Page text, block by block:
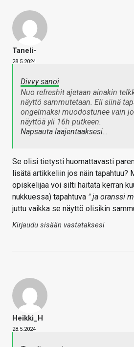
Taneli-
28.5.2024
Divvy sanoi
Nuo refreshit ajetaan ainakin
näyttö sammutetaan. Eli siinä
ongelmaksi muodostunee vain
näyttöä yli 16h putkeen.
Napsauta laajentaaksesi…
Se olisi tietysti huomattavasti
lisätä artikkeliin jos näin tapahtuu?
opiskelijaa voi silti haitata kerran
nukkuessa) tapahtuva " ja oranssi
juttu vaikka se näyttö olisikin
Kirjaudu sisään vastataksesi
Heikki_H
28.5.2024